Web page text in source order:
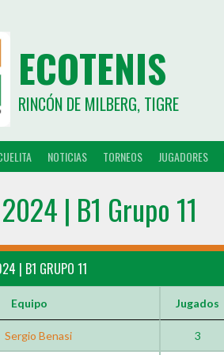
ECOTENIS
RINCÓN DE MILBERG, TIGRE
NOTICIAS TORNEOS JUGADORES
| B1 Grupo 11
| B1 GRUPO 11
Equipo Jugados
Sergio Benasi 3